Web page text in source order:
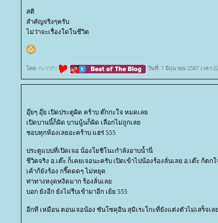
สติ
สำคัญจริงๆครับ
ไม่ว่าจะเรื่องใดในชีวิต
ดย: กะว่าก๋า วันที่: 7 มิถุนายน 2567 เวลา
อุ๊ยๆ อุ๊ย เปิดประตูผิด คร้าบ ต๊กกะใจ หมดเล
เปิดบานนี้ก็ผิด บานนู้นก็ผิด เลือกไม่ถูกเล
ชอบทุกห้องเลยอะคร้าบ แฮร่ 555
ประตูแบบที่เปิดเจอ น้องโยชิโนะกำลังอาบน้ำนี่
ชีวิตจริง อ.เต๊ะ ก็เคยเจอนะครับ เปิดเข้าไปน้องร้องลั่นเลย อ.เต๊ะ ก้ต
เค้าก้ยังร้อง กรี๊ดดดๆ ไม่หยุด
ท่าทางหงุดหงิดมาก ร้องลั่นเล
บอก ยังอีก ยังไม่รีบเข้ามาอีก เย้ย 555
อีกที เหมือน ตอนเจอน้อง ซันโซคุอิน สุมิเระโกะที่ยังแต่งตัวไม่เสร็จเ